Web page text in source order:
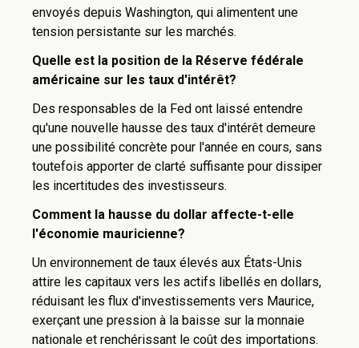
envoyés depuis Washington, qui alimentent une
tension persistante sur les marchés.
Quelle est la position de la Réserve fédérale
américaine sur les taux d'intérêt?
Des responsables de la Fed ont laissé entendre
qu'une nouvelle hausse des taux d'intérêt demeure
une possibilité concrète pour l'année en cours, sans
toutefois apporter de clarté suffisante pour dissiper
les incertitudes des investisseurs.
Comment la hausse du dollar affecte-t-elle
l'économie mauricienne?
Un environnement de taux élevés aux États-Unis
attire les capitaux vers les actifs libellés en dollars,
réduisant les flux d'investissements vers Maurice,
exerçant une pression à la baisse sur la monnaie
nationale et renchérissant le coût des importations.